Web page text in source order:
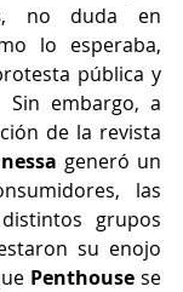
, no duda en
lo esperaba,
pública y
Sin embargo, a
de la revista
generó un
las
grupos
su enojo
Penthouse se